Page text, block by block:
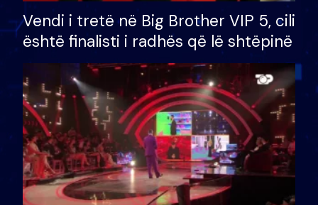
Vendi i tretë në Big Brother VIP 5, cili
është finalisti i radhës që lë shtëpinë